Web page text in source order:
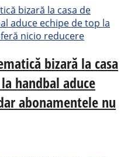
bizară la casa
handbal aduce
abonamentele nu